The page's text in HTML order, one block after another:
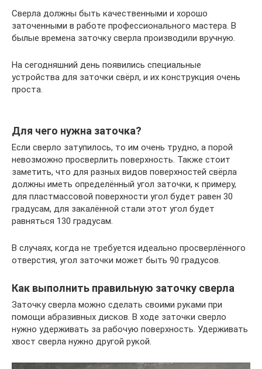
Сверла должны быть качественными и хорошо
заточенными в работе профессионального мастера. В
былые времена заточку сверла производили вручную.
На сегодняшний день появились специальные
устройства для заточки свёрл, и их конструкция очень
проста.
Для чего нужна заточка?
Если сверло затупилось, то им очень трудно, а порой
невозможно просверлить поверхность. Также стоит
заметить, что для разных видов поверхностей свёрла
должны иметь определённый угол заточки, к примеру,
для пластмассовой поверхности угол будет равен 30
градусам, для закалённой стали этот угол будет
равняться 130 градусам.
В случаях, когда не требуется идеально просверлённого
отверстия, угол заточки может быть 90 градусов.
Как выполнить правильную заточку сверла
Заточку сверла можно сделать своими руками при
помощи абразивных дисков. В ходе заточки сверло
нужно удерживать за рабочую поверхность. Удерживать
хвост сверла нужно другой рукой.